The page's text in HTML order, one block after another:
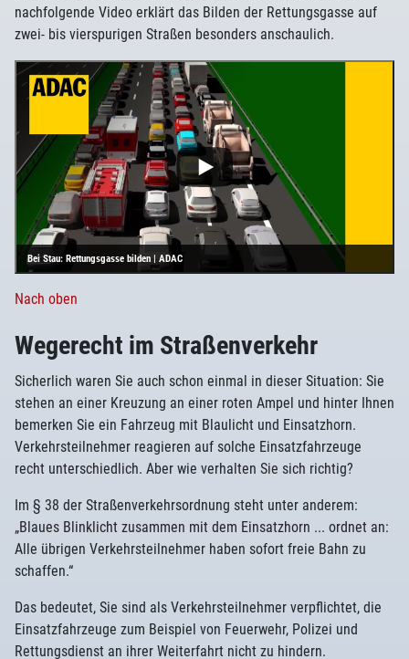
nachfolgende Video erklärt das Bilden der Rettungsgasse auf
zwei- bis vierspurigen Straßen besonders anschaulich.
Bei Stau: Rettungsgasse bilden | ADAC
Nach oben
Wegerecht im Straßenverkehr
Sicherlich waren Sie auch schon einmal in dieser Situation: Sie
stehen an einer Kreuzung an einer roten Ampel und hinter Ihnen
bemerken Sie ein Fahrzeug mit Blaulicht und Einsatzhorn.
Verkehrsteilnehmer reagieren auf solche Einsatzfahrzeuge
recht unterschiedlich. Aber wie verhalten Sie sich richtig?
Im § 38 der Straßenverkehrsordnung steht unter anderem:
„Blaues Blinklicht zusammen mit dem Einsatzhorn ... ordnet an:
Alle übrigen Verkehrsteilnehmer haben sofort freie Bahn zu
schaffen.“
Das bedeutet, Sie sind als Verkehrsteilnehmer verpflichtet, die
Einsatzfahrzeuge zum Beispiel von Feuerwehr, Polizei und
Rettungsdienst an ihrer Weiterfahrt nicht zu hindern.